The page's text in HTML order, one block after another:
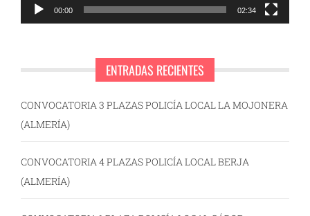
00:00 02:34
ENTRADAS RECIENTES
CONVOCATORIA 3 PLAZAS POLICÍA LOCAL LA MOJONERA
(ALMERÍA)
CONVOCATORIA 4 PLAZAS POLICÍA LOCAL BERJA
(ALMERÍA)